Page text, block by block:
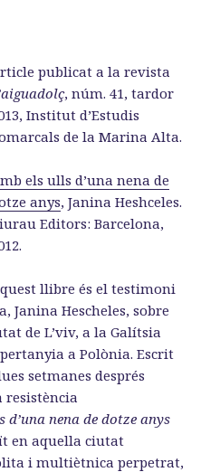
publicat a la revista
, núm. 41, tardor
Institut d’Estudis
de la Marina Alta.
els ulls d’una nena de
anys, Janina Heshceles.
Editors: Barcelona,
llibre és el testimoni
Janina Hescheles, sobre
de L’viv, a la Galítsia
a Polònia. Escrit
setmanes després
resistència
d’una nena de dotze anys
en aquella ciutat
i multiètnica perpetrat,